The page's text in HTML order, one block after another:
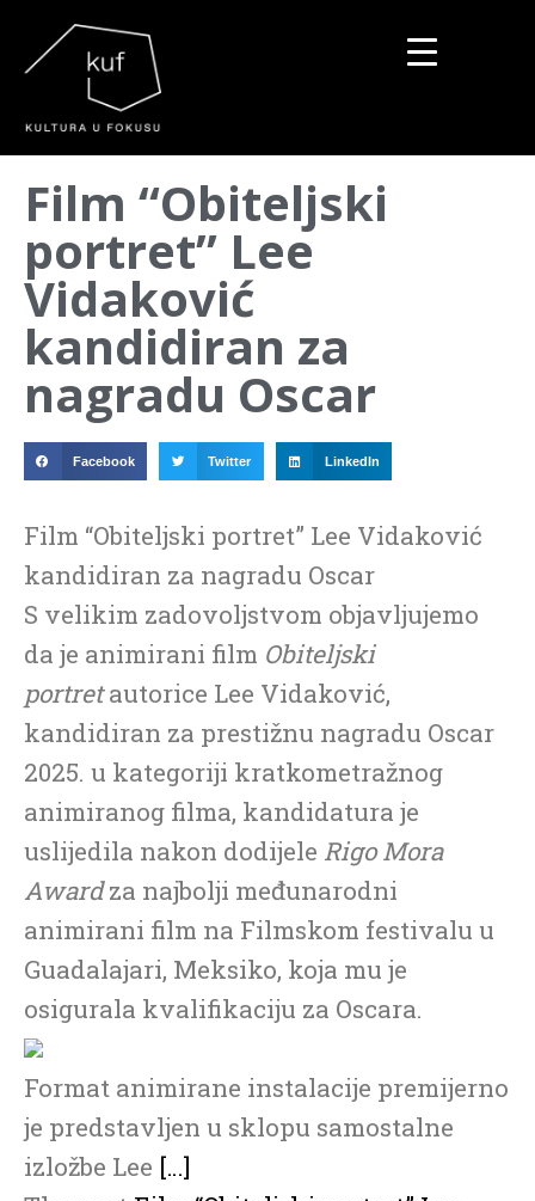
Film “Obiteljski
portret” Lee
Vidaković
kandidiran za
nagradu Oscar
Facebook Twitter LinkedIn
Film “Obiteljski portret” Lee Vidaković
kandidiran za nagradu Oscar
S velikim zadovoljstvom objavljujemo
da je animirani film Obiteljski
portretautorice Lee Vidaković,
kandidiran za prestižnu nagradu Oscar
2025. u kategoriji kratkometražnog
animiranog filma, kandidatura je
uslijedila nakon dodijele Rigo Mora
Awardza najbolji međunarodni
animirani film na Filmskom festivalu u
Guadalajari, Meksiko, koja mu je
osigurala kvalifikaciju za Oscara.
Format animirane instalacije premijerno
je predstavljen u sklopu samostalne
izložbe Lee […]
▼
▼